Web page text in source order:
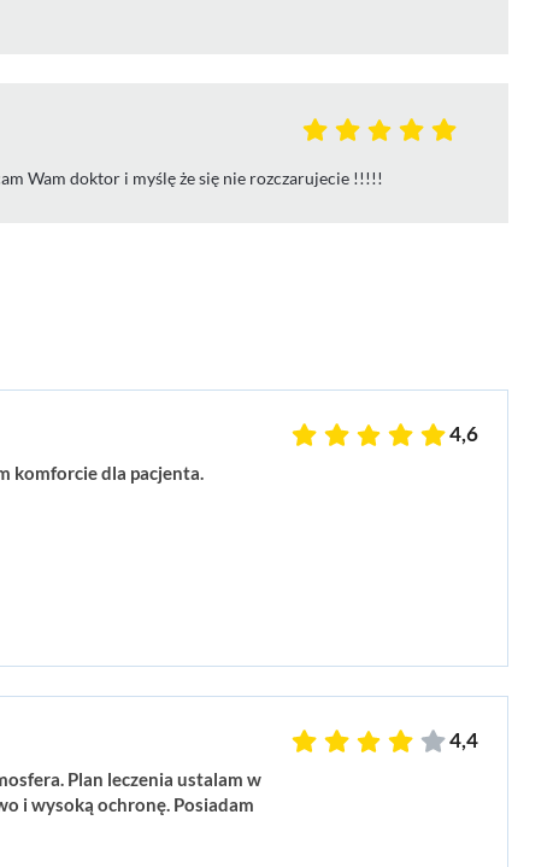
Wam doktor i myślę że się nie rozczarujecie !!!!!
komforcie dla pacjenta.
4,6
Plan leczenia ustalam w
i wysoką ochronę. Posiadam
4,4